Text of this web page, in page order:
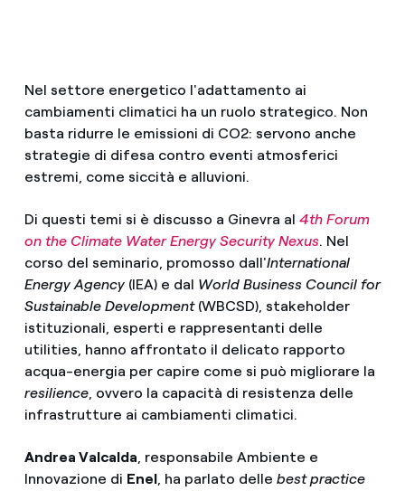
Nel settore energetico l'adattamento ai
cambiamenti climatici ha un ruolo strategico. Non
basta ridurre le emissioni di CO2: servono anche
strategie di difesa contro eventi atmosferici
estremi, come siccità e alluvioni.
Di questi temi si è discusso a Ginevra al 4th Forum
on the Climate Water Energy Security Nexus. Nel
corso del seminario, promosso dall'International
Energy Agency(IEA) e dal World Business Council for
Sustainable Development (WBCSD), stakeholder
istituzionali, esperti e rappresentanti delle
utilities, hanno affrontato il delicato rapporto
acqua-energia per capire come si può migliorare la
resilience, ovvero la capacità di resistenza delle
infrastrutture ai cambiamenti climatici.
Andrea Valcalda, responsabile Ambiente e
Innovazione di Enel, ha parlato delle best practice